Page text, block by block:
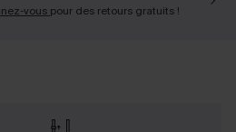
vous pour des retours gratuits !